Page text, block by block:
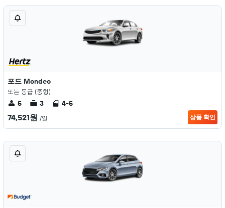
포드 Mondeo
또는 동급 (중형)
5 3 4-5
74,521원 /일 상품 확인